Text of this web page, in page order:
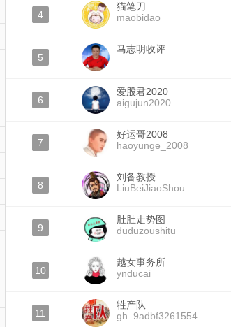
4
猫笔刀
maobidao
5
马志明收评
6
爱股君2020
aigujun2020
7
好运哥2008
haoyunge_2008
8
刘备教授
LiuBeiJiaoShou
9
肚肚走势图
duduzoushitu
10
越女事务所
ynducai
11
牲产队
gh_9adbf3261554